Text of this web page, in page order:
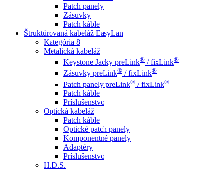
Patch panely
Zásuvky
Patch káble
Štruktúrovaná kabeláž EasyLan
Kategória 8
Metalická kabeláž
Keystone Jacky preLink® / fixLink®
Zásuvky preLink® / fixLink®
Patch panely preLink® / fixLink®
Patch káble
Príslušenstvo
Optická kabeláž
Patch káble
Optické patch panely
Komponentné panely
Adaptéry
Príslušenstvo
H.D.S.